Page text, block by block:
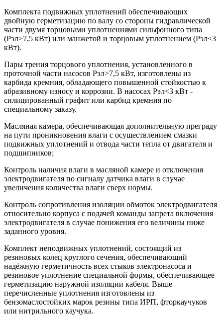
Комплекта подвижных уплотнений обеспечивающих
двойную герметизацию по валу со стороны гидравлической
части двумя торцовыми уплотнениями сильфонного типа
(Рэл>7,5 кВт) или манжетой и торцовым уплотнением (Рэл<3
кВт).
Пары трения торцового уплотнения, установленного в
проточной части насосов Рэл>7,5 кВт, изготовлены из
карбида кремния, обладающего повышенной стойкостью к
абразивному износу и коррозии. В насосах Рэл<3 кВт -
силицированный графит или карбид кремния по
специальному заказу.
Масляная камера, обеспечивающая дополнительную преграду
на пути проникновения влаги с осуществлением смазки
подвижных уплотнений и отвода части тепла от двигателя и
подшипников;
Контроль наличия влаги в масляной камере и отключения
электродвигателя по сигналу датчика влаги в случае
увеличения количества влаги сверх нормы.
Контроль сопротивления изоляции обмоток электродвигателя
относительно корпуса с подачей команды запрета включения
электродвигателя в случае понижения его величины ниже
заданного уровня.
Комплект неподвижных уплотнений, состоящий из
резиновых колец круглого сечения, обеспечивающий
надёжную герметичность всех стыков электронасоса и
резиновое уплотнение специальной формы, обеспечивающее
герметизацию наружной изоляции кабеля. Выше
перечисленные уплотнения изготовлены из
бензомаслостойких марок резины типа ИРП, фторкаучуков
или нитрильного каучука.